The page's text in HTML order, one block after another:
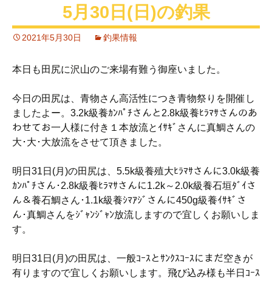
5月30日(日)の釣果
2021年5月30日 釣果情報
本日も田尻に沢山のご来場有難う御座いました。
今日の田尻は、青物さん高活性につき青物祭りを開催し
ましたよー。3.2k級養ｶﾝﾊﾟﾁさんと2.8k級養ﾋﾗﾏｻさんのあ
わせてお一人様に付き１本放流とｲｻｷﾞさんに真鯛さんの
大･大･大放流をさせて頂きました。
明日31日(月)の田尻は、5.5k級養殖大ﾋﾗﾏｻさんに3.0k級養
ｶﾝﾊﾟﾁさん･2.8k級養ﾋﾗﾏｻさんに1.2k～2.0k級養石垣ﾀﾞｲさ
ん＆養石鯛さん･1.1k級養ｼﾏｱｼﾞさんに450g級養ｲｻｷﾞさ
ん･真鯛さんをｼﾞｬﾝｼﾞｬﾝ放流しますので宜しくお願いしま
す。
明日31日(月)の田尻は、一般ｺｰｽとｻﾝｸｽｺｰｽにまだ空きが
有りますので宜しくお願いします。飛び込み様も半日ｺｰｽ